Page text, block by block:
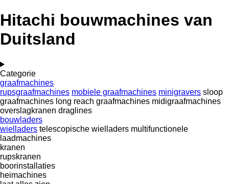
Hitachi bouwmachines van
Duitsland
Categorie
graafmachines
rupsgraafmachines mobiele graafmachines minigravers sloop
graafmachines long reach graafmachines midigraafmachines
overslagkranen draglines
bouwladers
wielladers telescopische wielladers multifunctionele
laadmachines
kranen
rupskranen
boorinstallaties
heimachines